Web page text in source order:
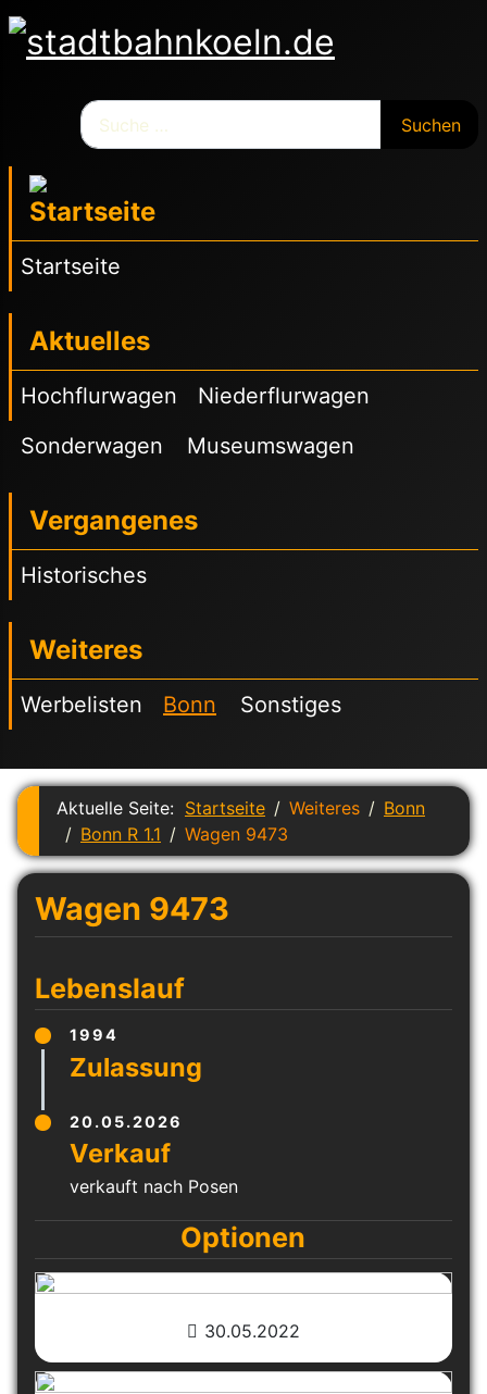
Suchen
Startseite
Aktuelles
Hochflurwagen
Niederflurwagen
Sonderwagen
Museumswagen
Vergangenes
Historisches
Weiteres
Werbelisten Bonn Sonstiges
Aktuelle Seite: Startseite Weiteres
Bonn
Bonn R 1.1
Wagen 9473
Wagen 9473
Lebenslauf
1994
20.05.2026
verkauft nach Posen
Optionen
30.05.2022